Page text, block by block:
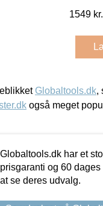
1549 kr.
Globaltools.dk,
også meget
Globaltools.dk har et
prisgaranti og 60
at se deres udvalg.